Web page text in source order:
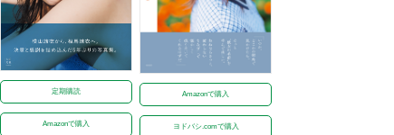
定期購読
Amazonで購入
Amazonで購入
ヨドバシ.comで購入